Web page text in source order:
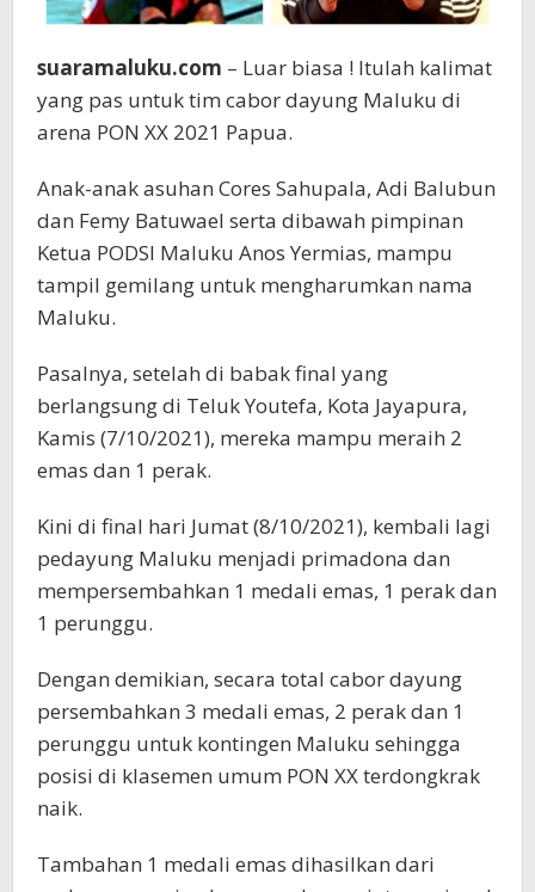
suaramaluku.com – Luar biasa ! Itulah kalimat
yang pas untuk tim cabor dayung Maluku di
arena PON XX 2021 Papua.
Anak-anak asuhan Cores Sahupala, Adi Balubun
dan Femy Batuwael serta dibawah pimpinan
Ketua PODSI Maluku Anos Yermias, mampu
tampil gemilang untuk mengharumkan nama
Maluku.
Pasalnya, setelah di babak final yang
berlangsung di Teluk Youtefa, Kota Jayapura,
Kamis (7/10/2021), mereka mampu meraih 2
emas dan 1 perak.
Kini di final hari Jumat (8/10/2021), kembali lagi
pedayung Maluku menjadi primadona dan
mempersembahkan 1 medali emas, 1 perak dan
1 perunggu.
Dengan demikian, secara total cabor dayung
persembahkan 3 medali emas, 2 perak dan 1
perunggu untuk kontingen Maluku sehingga
posisi di klasemen umum PON XX terdongkrak
naik.
Tambahan 1 medali emas dihasilkan dari